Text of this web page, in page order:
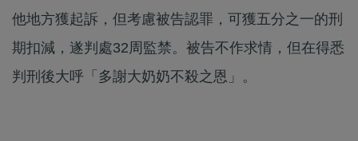
他地方獲起訴，但考慮被告認罪，可獲五分之一的刑
期扣減，遂判處32周監禁。被告不作求情，但在得悉
判刑後大呼「多謝大奶奶不殺之恩」。